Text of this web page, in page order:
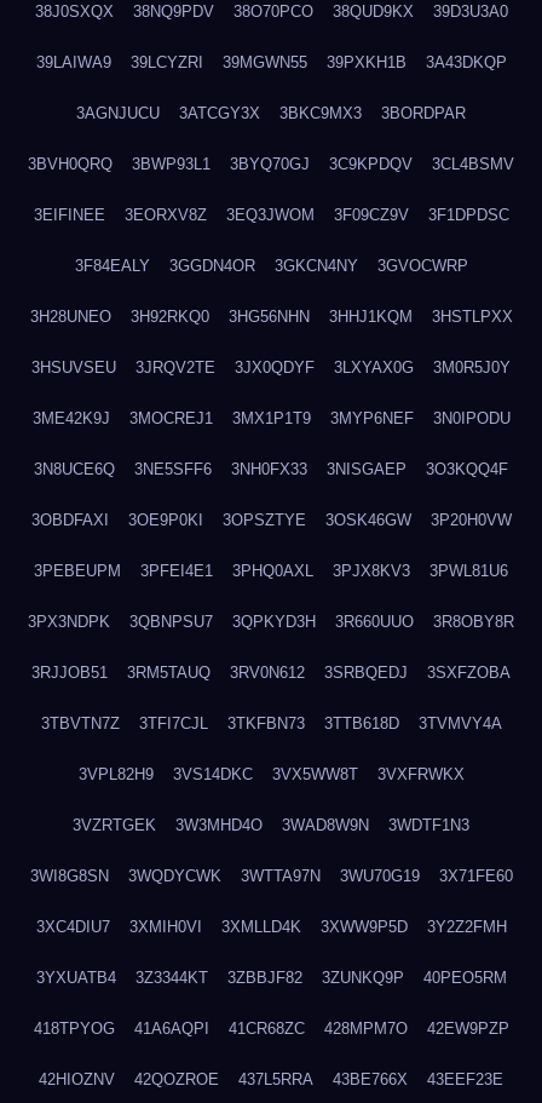
38J0SXQX 38NQ9PDV 38O70PCO 38QUD9KX 39D3U3A0
39LAIWA9 39LCYZRI 39MGWN55 39PXKH1B 3A43DKQP
3AGNJUCU 3ATCGY3X 3BKC9MX3 3BORDPAR
3BVH0QRQ 3BWP93L1 3BYQ70GJ 3C9KPDQV 3CL4BSMV
3EIFINEE 3EORXV8Z 3EQ3JWOM 3F09CZ9V 3F1DPDSC
3F84EALY 3GGDN4OR 3GKCN4NY 3GVOCWRP
3H28UNEO 3H92RKQ0 3HG56NHN 3HHJ1KQM 3HSTLPXX
3HSUVSEU 3JRQV2TE 3JX0QDYF 3LXYAX0G 3M0R5J0Y
3ME42K9J 3MOCREJ1 3MX1P1T9 3MYP6NEF 3N0IPODU
3N8UCE6Q 3NE5SFF6 3NH0FX33 3NISGAEP 3O3KQQ4F
3OBDFAXI 3OE9P0KI 3OPSZTYE 3OSK46GW 3P20H0VW
3PEBEUPM 3PFEI4E1 3PHQ0AXL 3PJX8KV3 3PWL81U6
3PX3NDPK 3QBNPSU7 3QPKYD3H 3R660UUO 3R8OBY8R
3RJJOB51 3RM5TAUQ 3RV0N612 3SRBQEDJ 3SXFZOBA
3TBVTN7Z 3TFI7CJL 3TKFBN73 3TTB618D 3TVMVY4A
3VPL82H9 3VS14DKC 3VX5WW8T 3VXFRWKX
3VZRTGEK 3W3MHD4O 3WAD8W9N 3WDTF1N3
3WI8G8SN 3WQDYCWK 3WTTA97N 3WU70G19 3X71FE60
3XC4DIU7 3XMIH0VI 3XMLLD4K 3XWW9P5D 3Y2Z2FMH
3YXUATB4 3Z3344KT 3ZBBJF82 3ZUNKQ9P 40PEO5RM
418TPYOG 41A6AQPI 41CR68ZC 428MPM7O 42EW9PZP
42HIOZNV 42QOZROE 437L5RRA 43BE766X 43EEF23E